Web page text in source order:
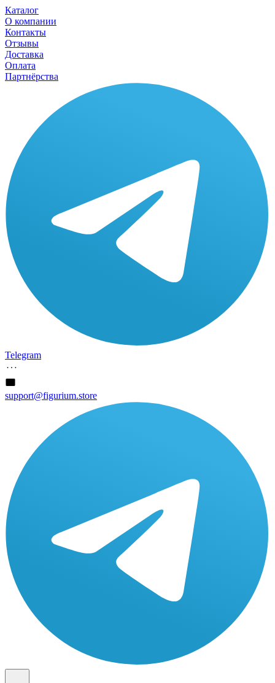
Каталог
О компании
Контакты
Отзывы
Доставка
Оплата
Партнёрства
Telegram
support@figurium.store